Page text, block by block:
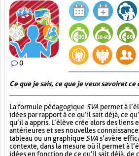
0
Ce que je sais, ce que je veux savoir et ce
La formule pédagogique SVA permet à
idées par rapport à ce qu’il sait déjà, ce
qu’il a appris. L’élève crée alors des liens
antérieures et ses nouvelles
tableau ou un graphique SVA s’avère
contexte, dans la mesure où il permet à
idées en fonction de ce qu’il sait déjà, de